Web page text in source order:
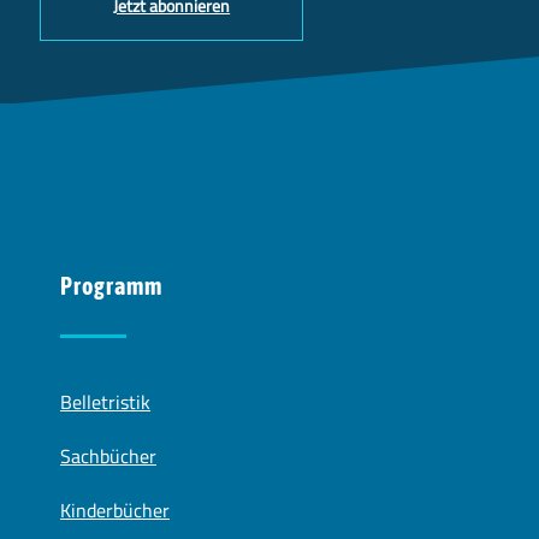
Programm
Belletristik
Sachbücher
Kinderbücher